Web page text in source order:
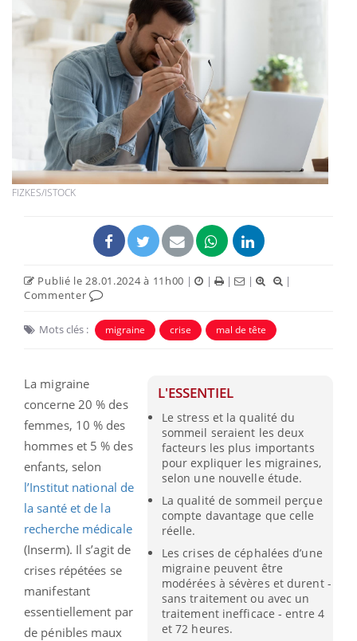
FIZKES/ISTOCK
Publié le 28.01.2024 à 11h00 | | | |
|
Commenter
Mots clés : migraine crise mal de tête
L'ESSENTIEL
Le stress et la qualité du
sommeil seraient les deux
facteurs les plus importants
pour expliquer les migraines,
selon une nouvelle étude.
La qualité de sommeil perçue
compte davantage que celle
réelle.
Les crises de céphalées d’une
migraine peuvent être
modérées à sévères et durent -
sans traitement ou avec un
traitement inefficace - entre 4
et 72 heures.
La migraine
concerne 20 % des
femmes, 10 % des
hommes et 5 % des
enfants, selon
l’Institut national de
la santé et de la
recherche médicale
(Inserm). Il s’agit de
crises répétées se
manifestant
essentiellement par
de pénibles maux